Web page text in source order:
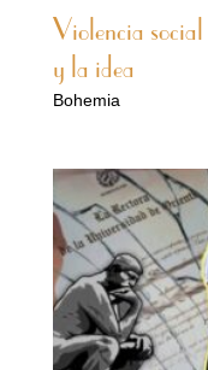
Violencia
y la idea
Bohemia